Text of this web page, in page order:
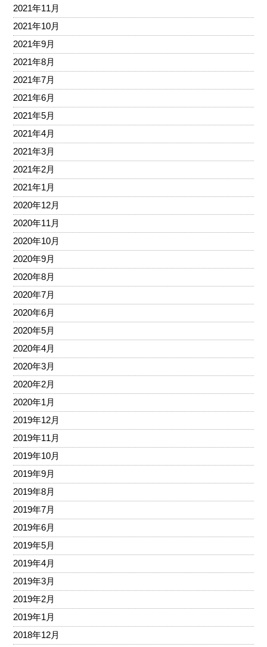
2021年11月
2021年10月
2021年9月
2021年8月
2021年7月
2021年6月
2021年5月
2021年4月
2021年3月
2021年2月
2021年1月
2020年12月
2020年11月
2020年10月
2020年9月
2020年8月
2020年7月
2020年6月
2020年5月
2020年4月
2020年3月
2020年2月
2020年1月
2019年12月
2019年11月
2019年10月
2019年9月
2019年8月
2019年7月
2019年6月
2019年5月
2019年4月
2019年3月
2019年2月
2019年1月
2018年12月